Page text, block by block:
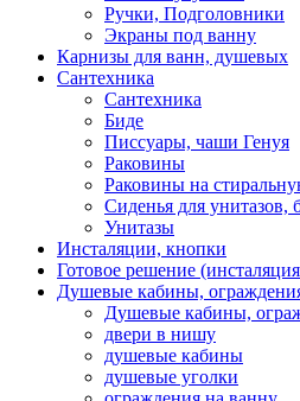
Ручки, Подголовники
Экраны под ванну
Карнизы для ванн, душевых
Сантехника
Сантехника
Биде
Писсуары, чаши Генуя
Раковины
Раковины на
Сиденья для унитазов,
Унитазы
Инсталяции, кнопки
Готовое решение
Душевые кабины,
Душевые кабины,
двери в нишу
душевые кабины
душевые уголки